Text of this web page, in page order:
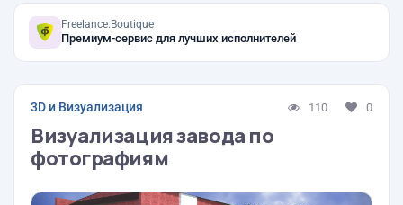
Freelance.Boutique
Премиум-сервис для лучших исполнителей
3D и Визуализация 110 0
Визуализация завода по
фотографиям